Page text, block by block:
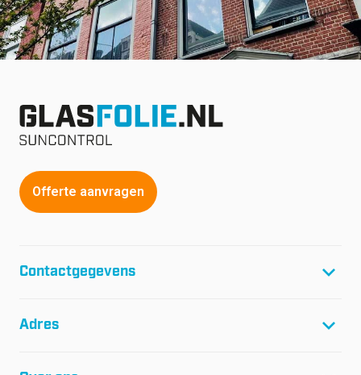
Offerte aanvragen
Contactgegevens
F: +31(0)299-64 01 61
Adres